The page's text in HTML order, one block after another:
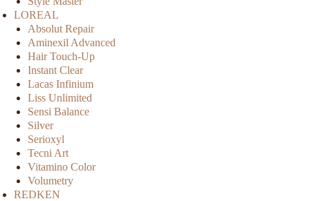
LOREAL
Absolut Repair
Aminexil Advanced
Hair Touch-Up
Instant Clear
Lacas Infinium
Liss Unlimited
Sensi Balance
Silver
Serioxyl
Tecni Art
Vitamino Color
Volumetry
REDKEN